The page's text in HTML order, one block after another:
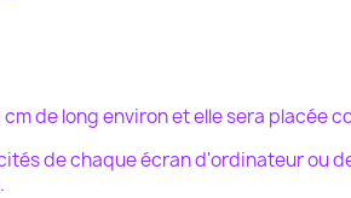
de long environ et elle sera placée
de chaque écran d'ordinateur ou